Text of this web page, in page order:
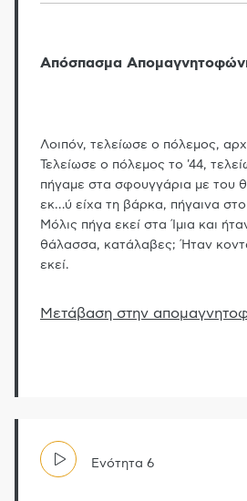
Απόσπασμα
Λοιπόν, τελείωσε ο πόλεμος,
Τελείωσε ο πόλεμος το '44,
πήγαμε στα σφουγγάρια με του
εκ…ύ είχα τη βάρκα, πήγαινα
Μόλις πήγα εκεί στα Ίμια και
θάλασσα, κατάλαβες; Ήταν
εκεί.
Μετάβαση στην
Ενότητα 6